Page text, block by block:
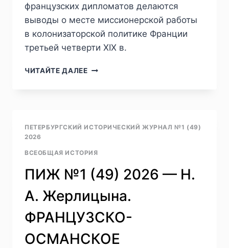
французских дипломатов делаются
выводы о месте миссионерской работы
в колонизаторской политике Франции
третьей четверти XIX в.
ЧИТАЙТЕ ДАЛЕЕПИЖ
ФРАНКО-
СОПЕРНИЧЕСТВО
ВОСТОЧНОЙ
(1856–
Е
ПЕТЕРБУРГСКИЙ ИСТОРИЧЕСКИЙ ЖУРНАЛ №1 (49)
2026
ВСЕОБЩАЯ ИСТОРИЯ
ПИЖ №1 (49) 2026 — Н.
А. Жерлицына.
ФРАНЦУЗСКО-
ОСМАНСКОЕ